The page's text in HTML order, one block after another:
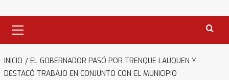
primario
INICIO
EL GOBERNADOR PASÓ POR TRENQUE LAUQUEN Y
DESTACÓ TRABAJO EN CONJUNTO CON EL MUNICIPIO